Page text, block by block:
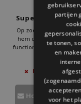
Storytiles
Gift Republic
Super Papa Heat
Mok
Op zoek naar een
hem dat zowel
functioneel is? De Super
van Gift Republic is de
keuze. Niet alleen voor
maar ook voor
jubilea of zomaar
waardering te
€15,95
NIET OP
Houd mij op
partijen
te tonen,
en
voor het